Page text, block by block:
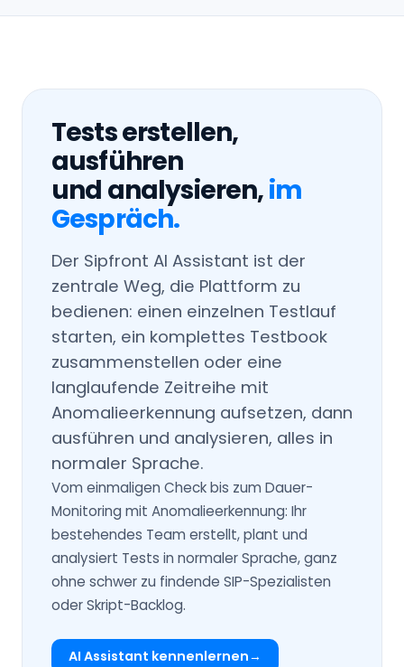
Tests erstellen,
ausführen
und analysieren,im
Gespräch.
Der Sipfront AI Assistant ist der
zentrale Weg, die Plattform zu
bedienen: einen einzelnen Testlauf
starten, ein komplettes Testbook
zusammenstellen oder eine
langlaufende Zeitreihe mit
Anomalieerkennung aufsetzen, dann
ausführen und analysieren, alles in
normaler Sprache.
Vom einmaligen Check bis zum Dauer-
Monitoring mit Anomalieerkennung: Ihr
bestehendes Team erstellt, plant und
analysiert Tests in normaler Sprache, ganz
ohne schwer zu findende SIP-Spezialisten
oder Skript-Backlog.
AI Assistant kennenlernen